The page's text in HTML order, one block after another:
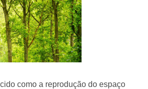
como a reprodução do espaço